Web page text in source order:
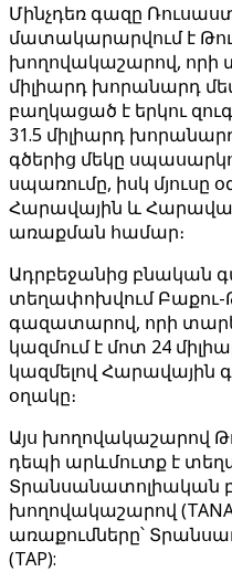
Մինչդեռ գազը
մատակարարվում է
խողովակաշարով, որի
միլիարդ խորանարդ
բաղկացած է երկու
31.5 միլիարդ
գծերից մեկը
սպառումը, իսկ մյուսը
Հարավային և
առաքման համար։
Ադրբեջանից բնական
տեղափոխվում Բաքու-
գազատարով, որի
կազմում է մոտ 24
կազմելով Հարավային
օղակը։
Այս խողովակաշարով
դեպի արևմուտք է
Տրանսանատոլիական
խողովակաշարով
առաքումները՝
(TAP):